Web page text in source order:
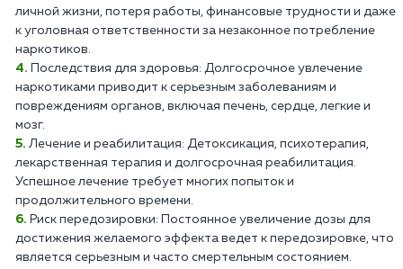
личной жизни, потеря работы, финансовые трудности и даже
к уголовная ответственности за незаконное потребление
наркотиков.
Последствия для здоровья: Долгосрочное увлечение
наркотиками приводит к серьезным заболеваниям и
повреждениям органов, включая печень, сердце, легкие и
мозг.
Лечение и реабилитация: Детоксикация, психотерапия,
лекарственная терапия и долгосрочная реабилитация.
Успешное лечение требует многих попыток и
продолжительного времени.
Риск передозировки: Постоянное увеличение дозы для
достижения желаемого эффекта ведет к передозировке, что
является серьезным и часто смертельным состоянием.